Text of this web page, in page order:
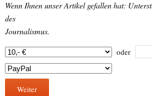
Wenn Ihnen unser Artikel gefallen hat:
des
Journalismus.
oder
Weiter